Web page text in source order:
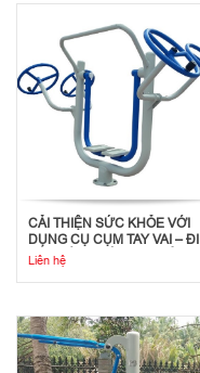
CẢI THIỆN SỨC KHỎE VỚI
DỤNG CỤ CỤM TAY VAI – ĐI
BỘ TRÊN KHÔNG NGOÀI
Liên hệ